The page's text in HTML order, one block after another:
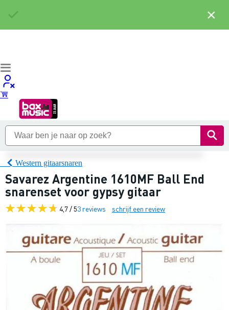
Western gitaarsnaren
Savarez Argentine 1610MF Ball End
snarenset voor gypsy gitaar
4,7 / 53 reviews schrijf een review
×